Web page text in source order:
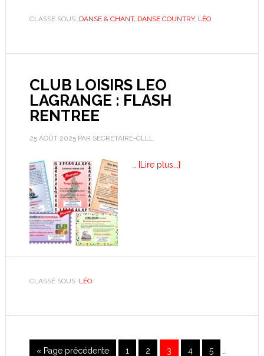
CLASSÉ SOUS :DANSE & CHANT, DANSE COUNTRY, LÉO
CLUB LOISIRS LEO
LAGRANGE : FLASH
RENTREE
25 AOÛT 2025PAR SECRETAIRE-CLLL
[Lire plus...]
CLASSÉ SOUS :LÉO
« Page précédente 1 2 3 4 5